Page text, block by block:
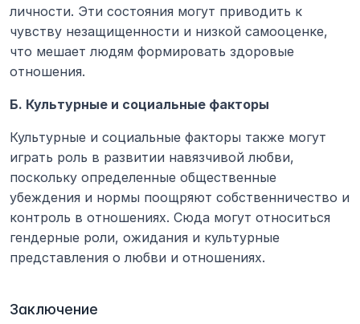
личности. Эти состояния могут приводить к
чувству незащищенности и низкой самооценке,
что мешает людям формировать здоровые
отношения.
Б. Культурные и социальные факторы
Культурные и социальные факторы также могут
играть роль в развитии навязчивой любви,
поскольку определенные общественные
убеждения и нормы поощряют собственничество и
контроль в отношениях. Сюда могут относиться
гендерные роли, ожидания и культурные
представления о любви и отношениях.
Заключение